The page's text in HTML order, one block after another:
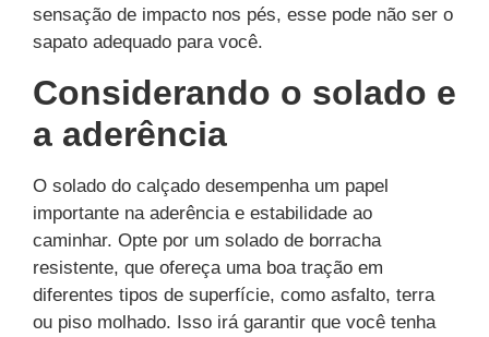
sensação de impacto nos pés, esse pode não ser o
sapato adequado para você.
Considerando o solado e
a aderência
O solado do calçado desempenha um papel
importante na aderência e estabilidade ao
caminhar. Opte por um solado de borracha
resistente, que ofereça uma boa tração em
diferentes tipos de superfície, como asfalto, terra
ou piso molhado. Isso irá garantir que você tenha